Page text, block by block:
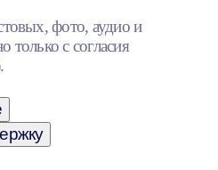
фото, аудио и
только с согласия